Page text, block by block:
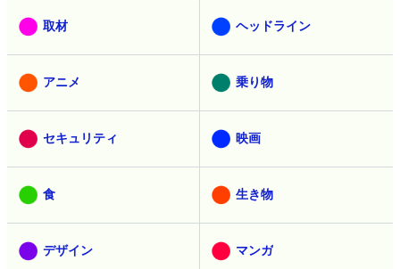
取材 ヘッドライン
アニメ 乗り物
セキュリティ 映画
食 生き物
デザイン マンガ